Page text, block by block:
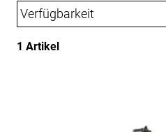
Trek
Verfügbarkeit
1 Artikel